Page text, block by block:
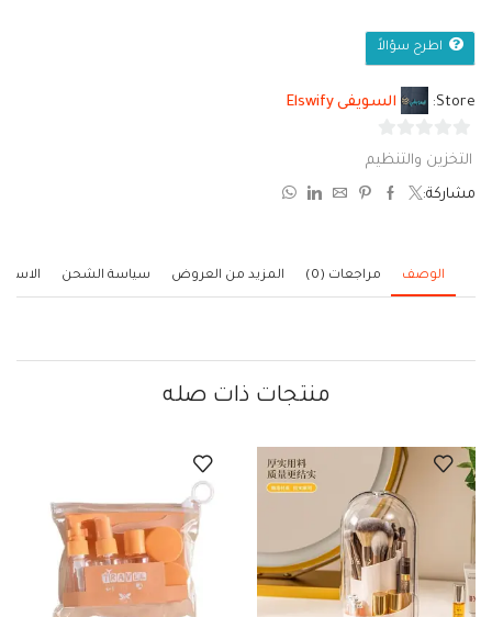
اطرح سؤالاً
Store: السويفى Elswify
التخزين والتنظيم
مشاركة:
الوصف مراجعات (0) المزيد من العروض سياسة الشحن
منتجات ذات صله